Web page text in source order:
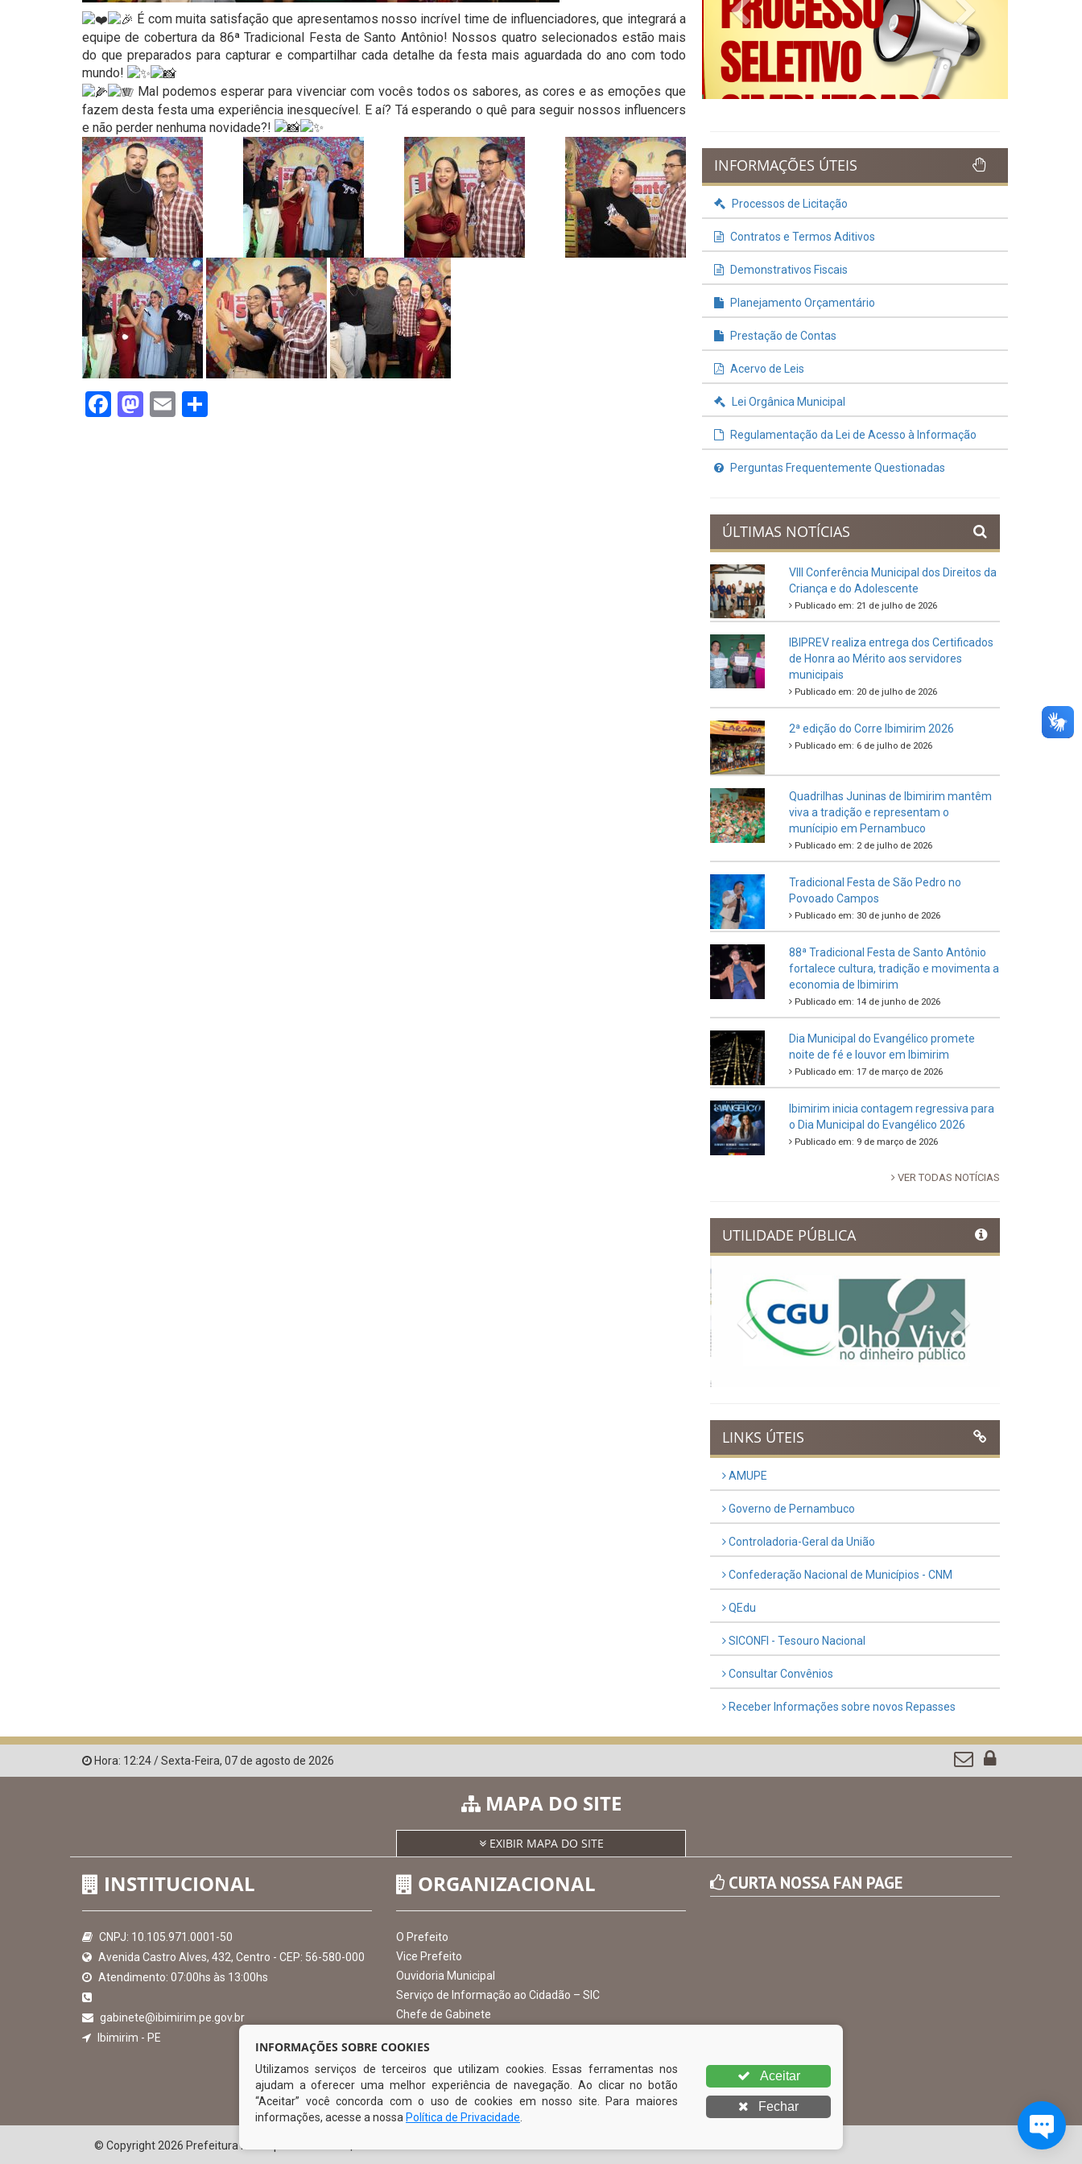
É com muita satisfação que apresentamos nosso incrível time de influenciadores, que integrará a
equipe de cobertura da 86ª Tradicional Festa de Santo Antônio! Nossos quatro selecionados estão mais
do que preparados para capturar e compartilhar cada detalhe da festa mais aguardada do ano com todo
mundo!
Mal podemos esperar para vivenciar com vocês todos os sabores, as cores e as emoções que
fazem desta festa uma experiência inesquecível. E aí? Tá esperando o quê para seguir nossos influencers
e não perder nenhuma novidade?!
Facebook
Mastodon
Email
Previous Next
INFORMAÇÕES ÚTEIS
Processos de Licitação
Contratos e Termos Aditivos
Demonstrativos Fiscais
Planejamento Orçamentário
Prestação de Contas
Lei Orgânica Municipal
Regulamentação da Lei de Acesso à Informação
Perguntas Frequentemente Questionadas
ÚLTIMAS NOTÍCIAS
VIII Conferência Municipal dos Direitos da
Criança e do Adolescente
IBIPREV realiza entrega dos Certificados
de Honra ao Mérito aos servidores
municipais
Publicado em: 20 de julho de 2026
2ª edição do Corre Ibimirim 2026
Publicado em: 6 de julho de 2026
Quadrilhas Juninas de Ibimirim mantêm
viva a tradição e representam o
munícipio em Pernambuco
Publicado em: 2 de julho de 2026
Tradicional Festa de São Pedro no
Povoado Campos
Publicado em: 30 de junho de 2026
88ª Tradicional Festa de Santo Antônio
fortalece cultura, tradição e movimenta a
economia de Ibimirim
Dia Municipal do Evangélico promete
Ibimirim inicia contagem regressiva para
o Dia Municipal do Evangélico 2026
VER TODAS NOTÍCIAS
Previous Next
LINKS ÚTEIS
AMUPE
Governo de Pernambuco
Controladoria-Geral da União
Confederação Nacional de Municípios - CNM
QEdu
SICONFI - Tesouro Nacional
Hora:12:24/Sexta-Feira ,07 de agosto de 2026
EXIBIR MAPA DO SITE
INSTITUCIONAL
Avenida Castro Alves, 432, Centro - CEP: 56-580-000
Atendimento: 07:00hs às 13:00hs
gabinete@ibimirim.pe.gov.br
ORGANIZACIONAL
O Prefeito
Vice Prefeito
Ouvidoria Municipal
Chefe de Gabinete
INFORMAÇÕES SOBRE COOKIES
Utilizamos serviços de terceiros que utilizam cookies. Essas ferramentas nos
ajudam a oferecer uma melhor experiência de navegação. Ao clicar no botão
“Aceitar” você concorda com o uso de cookies em nosso site. Para maiores
informações, acesse a nossa Política de Privacidade
Aceitar
Fechar